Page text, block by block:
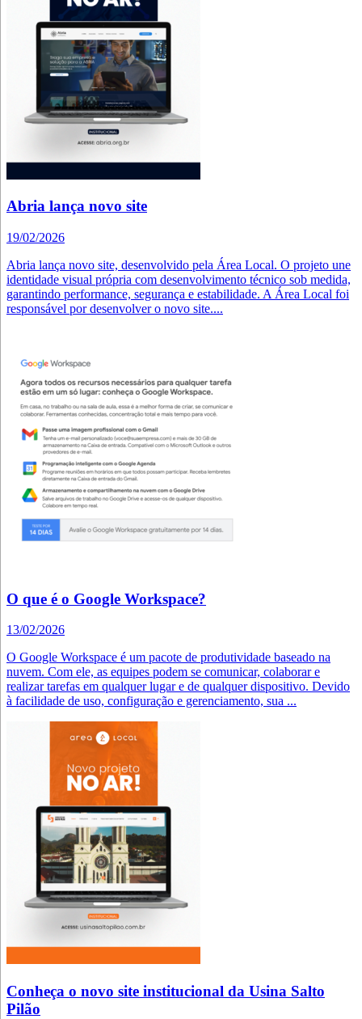
Abria lança novo site
19/02/2026
Abria lança novo site, desenvolvido pela Área Local. O projeto une
identidade visual própria com desenvolvimento técnico sob medida,
garantindo performance, segurança e estabilidade. A Área Local foi
responsável por desenvolver o novo site....
O que é o Google Workspace?
13/02/2026
O Google Workspace é um pacote de produtividade baseado na
nuvem. Com ele, as equipes podem se comunicar, colaborar e
realizar tarefas em qualquer lugar e de qualquer dispositivo. Devido
à facilidade de uso, configuração e gerenciamento, sua ...
Conheça o novo site institucional da Usina Salto
Pilão